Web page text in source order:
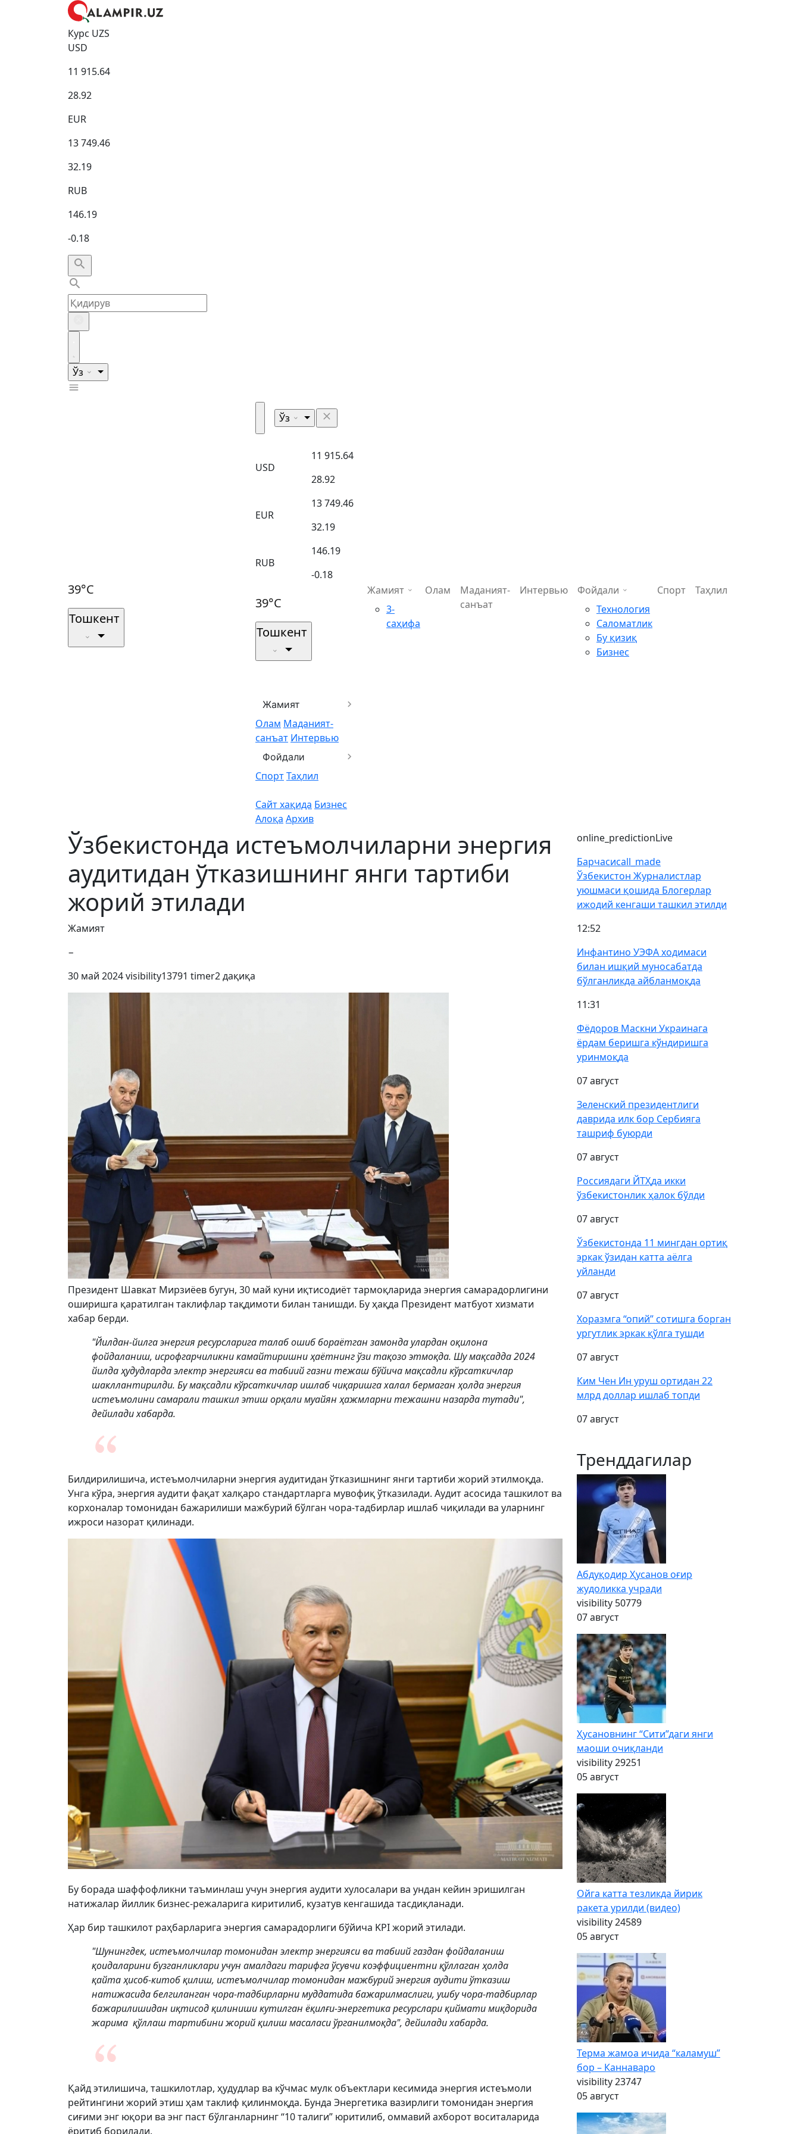
Курс UZS
USD
11 915.64
28.92
EUR
13 749.46
32.19
RUB
146.19
-0.18
Ўз
39°C
Тошкент
Ўз
USD
11 915.64
28.92
EUR
13 749.46
32.19
RUB
146.19
-0.18
39°C
Тошкент
Жамият
Олам Маданият-
санъат Интервью
Фойдали
СпортТаҳлил
Сайт хақида Бизнес
Алоқа Архив
Жамият
3-
саҳифа
Олам
Маданият-
санъат
Интервью
Фойдали
Технология
Саломатлик
Бу қизиқ
Бизнес
Спорт Таҳлил
Ўзбекистонда истеъмолчиларни энергия
аудитидан ўтказишнинг янги тартиби
жорий этилади
Жамият
−
30 май 2024visibility13791 timer2 дақиқа
Президент Шавкат Мирзиёев бугун, 30 май куни иқтисодиёт тармоқларида энергия самарадорлигини
оширишга қаратилган таклифлар тақдимоти билан танишди. Бу ҳақда Президент матбуот хизмати
хабар берди.
"Йилдан-йилга энергия ресурсларига талаб ошиб бораётган замонда улардан оқилона
фойдаланиш, исрофгарчиликни камайтиришни ҳаётнинг ўзи тақозо этмоқда. Шу мақсадда 2024
йилда ҳудудларда электр энергияси ва табиий газни тежаш бўйича мақсадли кўрсаткичлар
шакллантирилди. Бу мақсадли кўрсаткичлар ишлаб чиқаришга халал бермаган ҳолда энергия
истеъмолини самарали ташкил этиш орқали муайян ҳажмларни тежашни назарда тутади",
дейилади хабарда.
Билдирилишича, истеъмолчиларни энергия аудитидан ўтказишнинг янги тартиби жорий этилмоқда.
Унга кўра, энергия аудити фақат халқаро стандартларга мувофиқ ўтказилади. Аудит асосида ташкилот ва
корхоналар томонидан бажарилиши мажбурий бўлган чора-тадбирлар ишлаб чиқилади ва уларнинг
ижроси назорат қилинади.
Бу борада шаффофликни таъминлаш учун энергия аудити хулосалари ва ундан кейин эришилган
натижалар йиллик бизнес-режаларига киритилиб, кузатув кенгашида тасдиқланади.
Ҳар бир ташкилот раҳбарларига энергия самарадорлиги бўйича KPI жорий этилади.
"Шунингдек, истеъмолчилар томонидан электр энергияси ва табиий газдан фойдаланиш
қоидаларини бузганликлари учун амалдаги тарифга ўсувчи коэффициентни қўллаган ҳолда
қайта ҳисоб-китоб қилиш, истеъмолчилар томонидан мажбурий энергия аудити ўтказиш
натижасида белгиланган чора-тадбирларни муддатида бажарилмаслиги, ушбу чора-тадбирлар
бажарилишидан иқтисод қилиниши кутилган ёқилғи-энергетика ресурслари қиймати миқдорида
жарима қўллаш тартибини жорий қилиш масаласи ўрганилмоқда", дейилади хабарда.
Қайд этилишича, ташкилотлар, ҳудудлар ва кўчмас мулк объектлари кесимида энергия истеъмоли
рейтингини жорий этиш ҳам таклиф қилинмоқда. Бунда Энергетика вазирлиги томонидан энергия
сиғими энг юқори ва энг паст бўлганларнинг “10 талиги” юритилиб, оммавий ахборот воситаларида
ёритиб борилади.
online_predictionLive
Барчасиcall_made
Ўзбекистон Журналистлар
уюшмаси қошида Блогерлар
ижодий кенгаши ташкил этилди
12:52
Инфантино УЭФА ходимаси
билан ишқий муносабатда
бўлганликда айбланмоқда
11:31
Фёдоров Маскни Украинага
ёрдам беришга кўндиришга
уринмоқда
07 август
Зеленский президентлиги
даврида илк бор Сербияга
ташриф буюрди
07 август
Россиядаги ЙТҲда икки
ўзбекистонлик ҳалок бўлди
07 август
Ўзбекистонда 11 мингдан ортиқ
эркак ўзидан катта аёлга
уйланди
07 август
Хоразмга “опий” сотишга борган
ургутлик эркак қўлга тушди
07 август
Ким Чен Ин уруш ортидан 22
млрд доллар ишлаб топди
07 август
Тренддагилар
Абдуқодир Ҳусанов оғир
жудоликка учради
visibility 50779
07 август
Ҳусановнинг “Сити”даги янги
маоши очиқланди
visibility29251
05 август
Ойга катта тезликда йирик
ракета урилди (видео)
visibility24589
05 август
Терма жамоа ичида “каламуш”
бор – Каннаваро
visibility23747
05 август